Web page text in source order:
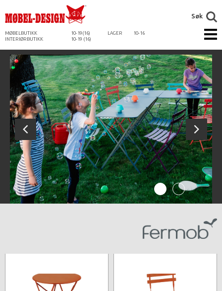
MØBELBUTIKK 10-19(16) LAGER
10-16
INTERIØRBUTIKK
10-19 (16)
Søk